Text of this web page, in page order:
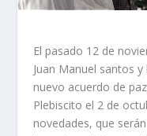
El pasado 12 de
Juan Manuel santos
nuevo acuerdo de
Plebiscito el 2 de
novedades, que